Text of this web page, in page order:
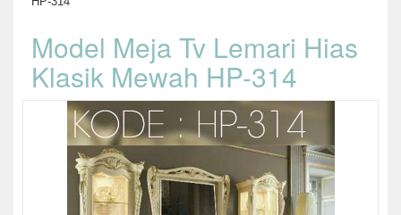
Model Meja Tv Lemari Hias
Klasik Mewah HP-314